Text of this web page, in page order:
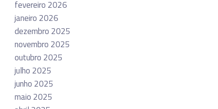
fevereiro 2026
janeiro 2026
dezembro 2025
novembro 2025
outubro 2025
julho 2025
junho 2025
maio 2025